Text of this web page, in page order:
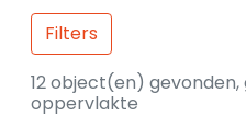
Filters
12 object(en) gevonden,
oppervlakte